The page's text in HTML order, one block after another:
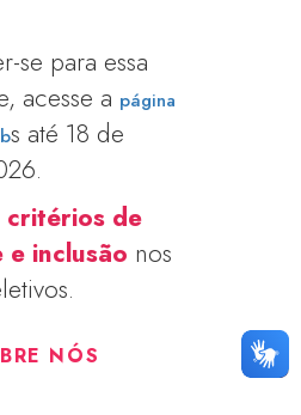
se para essa
acesse a página
s até 18 de
critérios de
inclusão nos
NÓS